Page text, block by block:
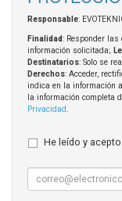
Responsable:
Finalidad: Responder
información solicitada;
Destinatarios: Solo se
Derechos: Acceder,
indica en la información
la información completa
Privacidad
He leído y acepto